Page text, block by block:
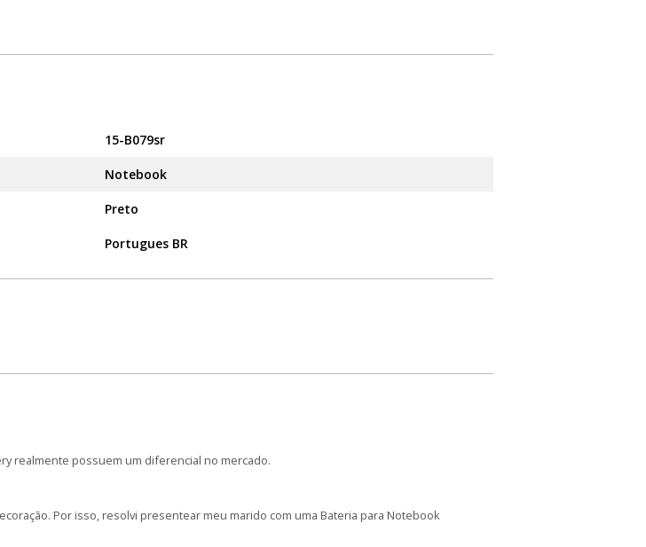
15-B079sr
Notebook
Preto
Portugues BR
realmente possuem um diferencial no mercado.
Por isso, resolvi presentear meu marido com uma Bateria para Notebook